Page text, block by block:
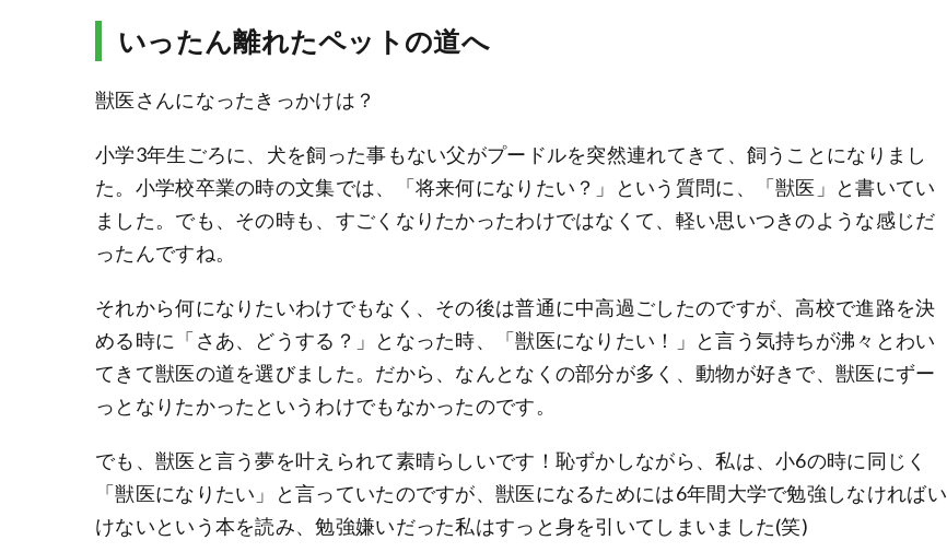
いったん離れたペットの道へ
獣医さんになったきっかけは？
小学3年生ごろに、犬を飼った事もない父がプードルを突然連れてきて、飼うことになりまし
た。小学校卒業の時の文集では、「将来何になりたい？」という質問に、「獣医」と書いてい
ました。でも、その時も、すごくなりたかったわけではなくて、軽い思いつきのような感じだ
ったんですね。
それから何になりたいわけでもなく、その後は普通に中高過ごしたのですが、高校で進路を決
める時に「さあ、どうする？」となった時、「獣医になりたい！」と言う気持ちが沸々とわい
てきて獣医の道を選びました。だから、なんとなくの部分が多く、動物が好きで、獣医にずー
っとなりたかったというわけでもなかったのです。
でも、獣医と言う夢を叶えられて素晴らしいです！恥ずかしながら、私は、小6の時に同じく
「獣医になりたい」と言っていたのですが、獣医になるためには6年間大学で勉強しなければい
けないという本を読み、勉強嫌いだった私はすっと身を引いてしまいました(笑)